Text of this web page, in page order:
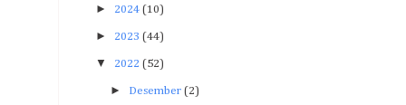
► 2024 (10)
► 2023 (44)
▼ 2022 (52)
► Desember (2)